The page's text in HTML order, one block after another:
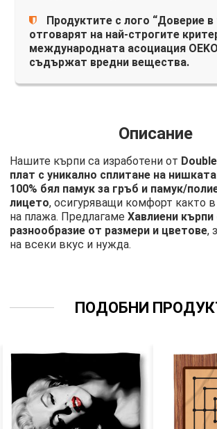
Продуктите с лого “Доверие в
отговарят на най-строгите
международната асоциация
съдържат вредни вещества.
Описание
Нашите кърпи са изработени от
плат с уникално сплитане на
100% бял памук за гръб и памук/
лицето, осигуряващи комфорт както в
на плажа. ПредлагамеХавлиени кърпи
разнообразие от размери и цветове,
на всеки вкус и нужда.
ПОДОБНИ